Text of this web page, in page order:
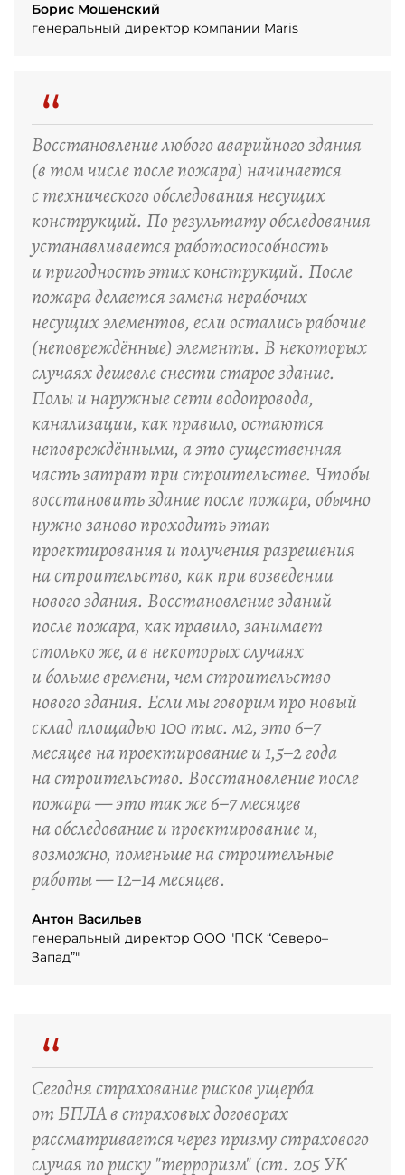
Борис Мошенский
генеральный директор компании Maris
“
Восстановление любого аварийного здания
(в том числе после пожара) начинается
с технического обследования несущих
конструкций. По результату обследования
устанавливается работоспособность
и пригодность этих конструкций. После
пожара делается замена нерабочих
несущих элементов, если остались рабочие
(неповреждённые) элементы. В некоторых
случаях дешевле снести старое здание.
Полы и наружные сети водопровода,
канализации, как правило, остаются
неповреждёнными, а это существенная
часть затрат при строительстве. Чтобы
восстановить здание после пожара, обычно
нужно заново проходить этап
проектирования и получения разрешения
на строительство, как при возведении
нового здания. Восстановление зданий
после пожара, как правило, занимает
столько же, а в некоторых случаях
и больше времени, чем строительство
нового здания. Если мы говорим про новый
склад площадью 100 тыс. м2, это 6–7
месяцев на проектирование и 1,5–2 года
на строительство. Восстановление после
пожара — это так же 6–7 месяцев
на обследование и проектирование и,
возможно, поменьше на строительные
работы — 12–14 месяцев.
Антон Васильев
генеральный директор ООО "ПСК “Северо–
Запад”"
“
Сегодня страхование рисков ущерба
от БПЛА в страховых договорах
рассматривается через призму страхового
случая по риску "терроризм" (ст. 205 УК